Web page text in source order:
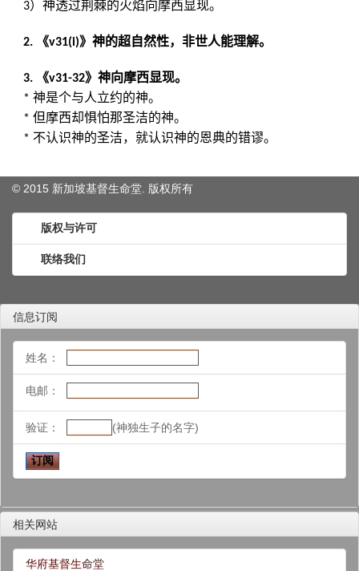
© 2015 新加坡基督生命堂. 版权所有
版权与许可
联络我们
信息订阅
姓名：
电邮：
验证： (神独生子的名字)
相关网站
华府基督生命堂